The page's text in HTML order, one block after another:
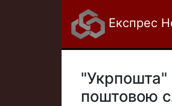
Експрес
"Укрпошта"
поштовою